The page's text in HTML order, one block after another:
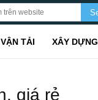
VẬN TẢI XÂY DỰNG
giá rẻ